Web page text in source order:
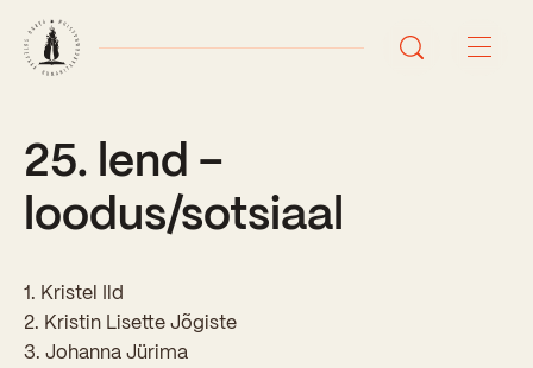
Uudised
Õppetöö
25. lend –
loodus/sotsiaal
1. Kristel Ild
2. Kristin Lisette Jõgiste
3. Johanna Jürima